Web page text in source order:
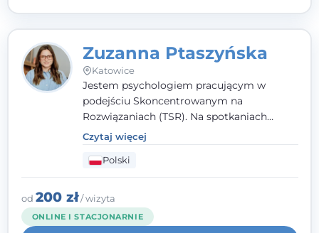
Zuzanna Ptaszyńska
Katowice
Jestem psychologiem pracującym w
podejściu Skoncentrowanym na
Rozwiązaniach (TSR). Na spotkaniach
pracuję w sposób dopasowany do Ciebie -
nawet jeśli na starcie nie wiesz dokładnie,
czego potrzebujesz, odkrywamy to razem,
krok po kroku. Towarzyszę dorosłym oraz
młodzieży od 13. roku życia.
Czytaj więcej
Polski
od 200 zł/ wizyta
ONLINE I STACJONARNIE